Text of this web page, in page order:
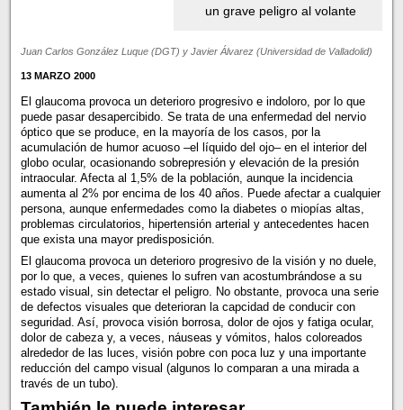
un grave peligro al volante
Juan Carlos González Luque (DGT) y Javier Álvarez (Universidad de Valladolid)
13 MARZO 2000
El glaucoma provoca un deterioro progresivo e indoloro, por lo que
puede pasar desapercibido. Se trata de una enfermedad del nervio
óptico que se produce, en la mayoría de los casos, por la
acumulación de humor acuoso –el líquido del ojo– en el interior del
globo ocular, ocasionando sobrepresión y elevación de la presión
intraocular. Afecta al 1,5% de la población, aunque la incidencia
aumenta al 2% por encima de los 40 años. Puede afectar a cualquier
persona, aunque enfermedades como la diabetes o miopías altas,
problemas circulatorios, hipertensión arterial y antecedentes hacen
que exista una mayor predisposición.
El glaucoma provoca un deterioro progresivo de la visión y no duele,
por lo que, a veces, quienes lo sufren van acostumbrándose a su
estado visual, sin detectar el peligro. No obstante, provoca una serie
de defectos visuales que deterioran la capcidad de conducir con
seguridad. Así, provoca visión borrosa, dolor de ojos y fatiga ocular,
dolor de cabeza y, a veces, náuseas y vómitos, halos coloreados
alrededor de las luces, visión pobre con poca luz y una importante
reducción del campo visual (algunos lo comparan a una mirada a
través de un tubo).